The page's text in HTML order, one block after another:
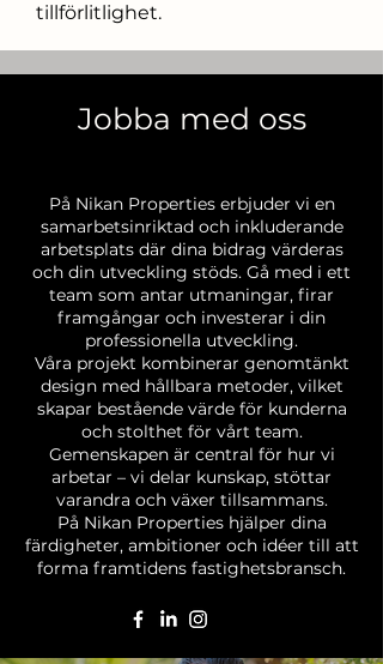
tillförlitlighet.
Jobba med oss
På Nikan Properties erbjuder vi en
samarbetsinriktad och inkluderande
arbetsplats där dina bidrag värderas
och din utveckling stöds. Gå med i ett
team som antar utmaningar, firar
framgångar och investerar i din
professionella utveckling.
Våra projekt kombinerar genomtänkt
design med hållbara metoder, vilket
skapar bestående värde för kunderna
och stolthet för vårt team.
Gemenskapen är central för hur vi
arbetar – vi delar kunskap, stöttar
varandra och växer tillsammans.
På Nikan Properties hjälper dina
färdigheter, ambitioner och idéer till att
forma framtidens fastighetsbransch.